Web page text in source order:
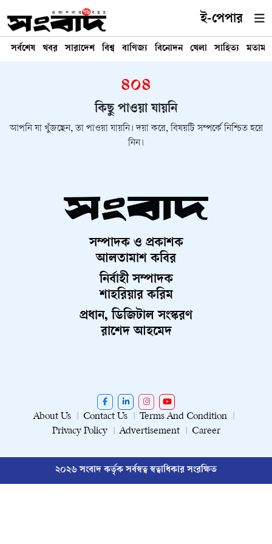
ই-পেপার
সর্বশেষ খবর সারাদেশ বিশ্ব বাণিজ্য বিনোদন খেলা সাহিত্য মতামত
৪০৪
কিছু পাওয়া যায়নি
আপনি যা খুঁজছেন, তা পাওয়া যায়নি। দয়া করে, বিষয়টি সম্পর্কে নিশ্চিত হয়ে
নিন।
সম্পাদক ও প্রকাশক
আলতামাশ কবির
নির্বাহী সম্পাদক
শাহরিয়ার করিম
প্রধান, ডিজিটাল সংস্করণ
রাশেদ আহমেদ
About Us Contact Us
Terms And Condition
Privacy Policy
Advertisement Career
২০২৬ সংবাদ কর্তৃক সর্বস্বত্ব স্বত্বাধিকার সংরক্ষিত